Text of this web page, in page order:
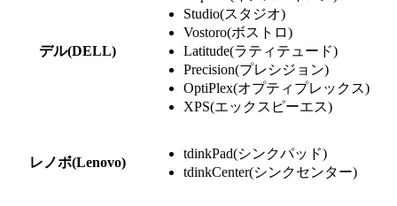
デル(DELL)
Studio(スタジオ)
Vostoro(ボストロ)
Latitude(ラティテュード)
Precision(プレシジョン)
OptiPlex(オプティプレックス)
XPS(エックスピーエス)
レノボ(Lenovo)
tdinkPad(シンクパッド)
tdinkCenter(シンクセンター)